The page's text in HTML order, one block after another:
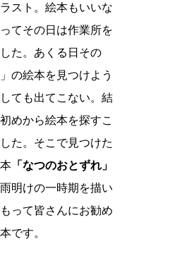
スト。絵本もいいな
てその日は作業所を
た。あくる日その
」の絵本を見つけよう
ても出てこない。結
めから絵本を探すこ
た。そこで見つけた
「なつのおとずれ」
明けの一時期を描い
って皆さんにお勧め
です。